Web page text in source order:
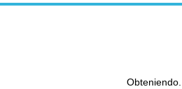
Obteniendo...